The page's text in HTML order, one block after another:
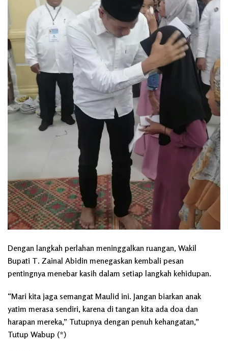
Dengan langkah perlahan meninggalkan ruangan, Wakil
Bupati T. Zainal Abidin menegaskan kembali pesan
pentingnya menebar kasih dalam setiap langkah kehidupan.
“Mari kita jaga semangat Maulid ini. Jangan biarkan anak
yatim merasa sendiri, karena di tangan kita ada doa dan
harapan mereka,” Tutupnya dengan penuh kehangatan,”
Tutup Wabup (*)